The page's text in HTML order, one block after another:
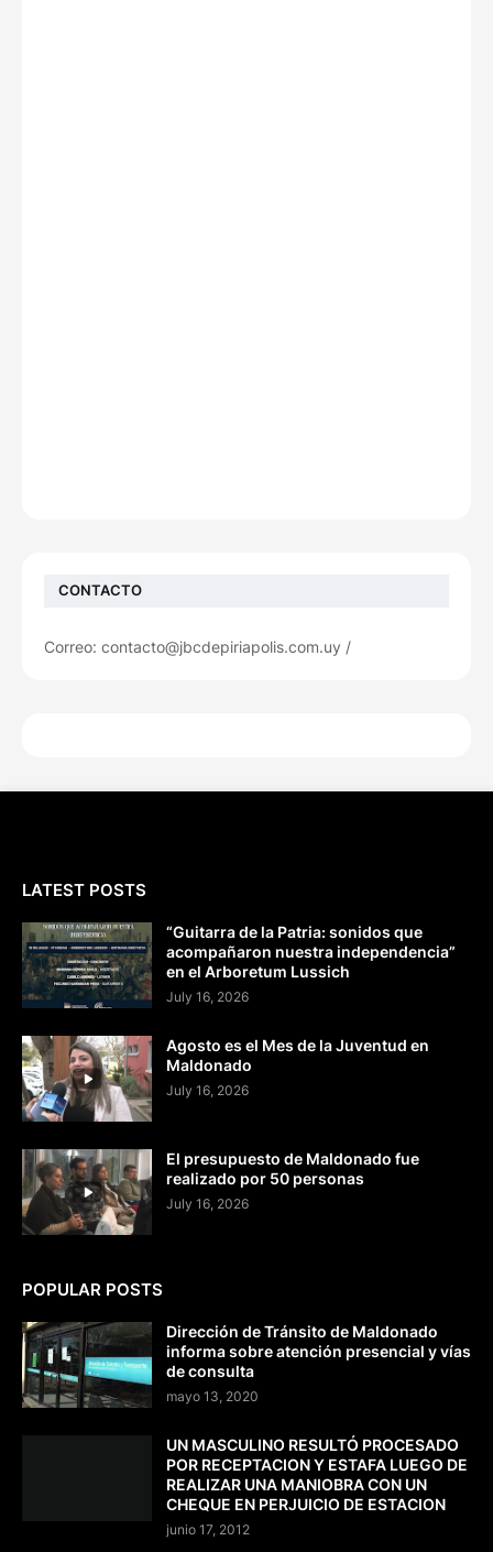
CONTACTO
Correo: contacto@jbcdepiriapolis.com.uy /
LATEST POSTS
“Guitarra de la Patria: sonidos que
acompañaron nuestra independencia”
en el Arboretum Lussich
July 16, 2026
Agosto es el Mes de la Juventud en
Maldonado
July 16, 2026
El presupuesto de Maldonado fue
realizado por 50 personas
July 16, 2026
POPULAR POSTS
Dirección de Tránsito de Maldonado
informa sobre atención presencial y vías
de consulta
mayo 13, 2020
UN MASCULINO RESULTÓ PROCESADO
POR RECEPTACION Y ESTAFA LUEGO DE
REALIZAR UNA MANIOBRA CON UN
CHEQUE EN PERJUICIO DE ESTACION
junio 17, 2012